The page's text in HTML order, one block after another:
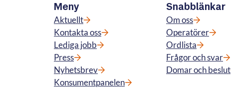
Meny
Aktuellt
Kontakta oss
Lediga jobb
Press
Nyhetsbrev
Konsumentpanelen
Snabblänkar
Om oss
Operatörer
Ordlista
Frågor och svar
Domar och beslut